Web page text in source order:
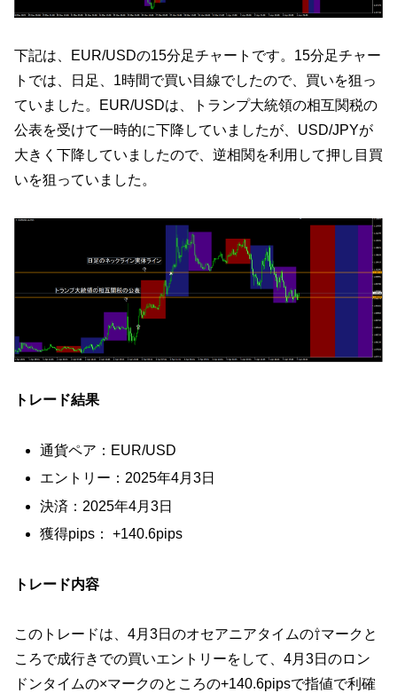
下記は、EUR/USDの15分足チャートです。15分足チャー
トでは、日足、1時間で買い目線でしたので、買いを狙っ
ていました。EUR/USDは、トランプ大統領の相互関税の
公表を受けて一時的に下降していましたが、USD/JPYが
大きく下降していましたので、逆相関を利用して押し目買
いを狙っていました。
トレード結果
通貨ペア：EUR/USD
エントリー：2025年4月3日
決済：2025年4月3日
獲得pips： +140.6pips
トレード内容
このトレードは、4月3日のオセアニアタイムの⇧マークと
ころで成行きでの買いエントリーをして、4月3日のロン
ドンタイムの×マークのところの+140.6pipsで指値で利確